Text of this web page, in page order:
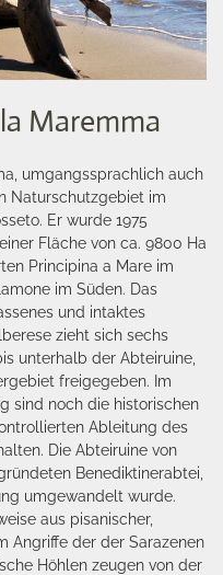
Maremma
umgangssprachlich auch
Naturschutzgebiet im
Er wurde 1975
Fläche von ca. 9800 Ha
Principina a Mare im
im Süden. Das
und intaktes
zieht sich sechs
unterhalb der Abteiruine,
freigegeben. Im
sind noch die historischen
Ableitung des
Die Abteiruine von
Benediktinerabtei,
umgewandelt wurde.
aus pisanischer,
Angriffe der der Sarazenen
Höhlen zeugen von der